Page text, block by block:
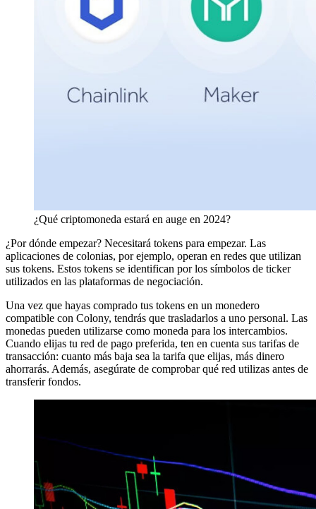
¿Qué criptomoneda estará en auge en 2024?
¿Por dónde empezar? Necesitará tokens para empezar. Las
aplicaciones de colonias, por ejemplo, operan en redes que utilizan
sus tokens. Estos tokens se identifican por los símbolos de ticker
utilizados en las plataformas de negociación.
Una vez que hayas comprado tus tokens en un monedero
compatible con Colony, tendrás que trasladarlos a uno personal. Las
monedas pueden utilizarse como moneda para los intercambios.
Cuando elijas tu red de pago preferida, ten en cuenta sus tarifas de
transacción: cuanto más baja sea la tarifa que elijas, más dinero
ahorrarás. Además, asegúrate de comprobar qué red utilizas antes de
transferir fondos.